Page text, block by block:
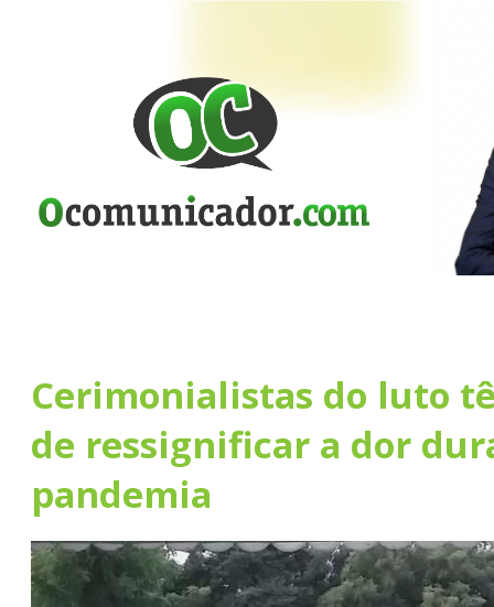
Cerimonialistas do luto
de ressignificar a dor
pandemia